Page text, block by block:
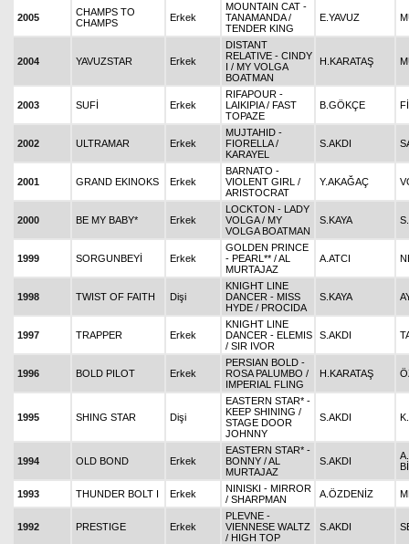
2005
CHAMPS TO
CHAMPS
Erkek
MOUNTAIN CAT -
TANAMANDA /
TENDER KING
E.YAVUZ
2004 YAVUZSTAR Erkek
DISTANT
RELATIVE - CINDY
I / MY VOLGA
BOATMAN
H.KARATAŞ
2003 SUFİ Erkek
RIFAPOUR -
LAIKIPIA / FAST
TOPAZE
B.GÖKÇE
2002 ULTRAMAR Erkek
MUJTAHID -
FIORELLA /
KARAYEL
S.AKDI
2001 GRAND EKINOKS Erkek
BARNATO -
VIOLENT GIRL /
ARISTOCRAT
Y.AKAĞAÇ
2000 BE MY BABY* Erkek
LOCKTON - LADY
VOLGA / MY
VOLGA BOATMAN
S.KAYA
1999 SORGUNBEYİ Erkek
GOLDEN PRINCE
- PEARL** / AL
MURTAJAZ
A.ATCI
1998 TWIST OF FAITH Dişi
KNIGHT LINE
DANCER - MISS
HYDE / PROCIDA
S.KAYA
1997 TRAPPER Erkek
KNIGHT LINE
DANCER - ELEMIS
/ SIR IVOR
S.AKDI
1996 BOLD PILOT Erkek
PERSIAN BOLD -
ROSA PALUMBO /
IMPERIAL FLING
H.KARATAŞ
1995 SHING STAR Dişi
EASTERN STAR* -
KEEP SHINING /
STAGE DOOR
JOHNNY
S.AKDI
1994 OLD BOND Erkek
EASTERN STAR* -
BONNY / AL
MURTAJAZ
S.AKDI
1993 THUNDER BOLT I Erkek
NINISKI - MIRROR
/ SHARPMAN
A.ÖZDENİZ
1992 PRESTIGE Erkek
PLEVNE -
VIENNESE WALTZ
/ HIGH TOP
S.AKDI